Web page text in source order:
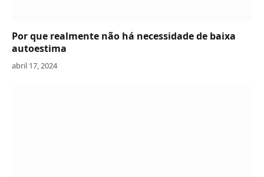
Por que realmente não há necessidade de baixa
autoestima
abril 17, 2024